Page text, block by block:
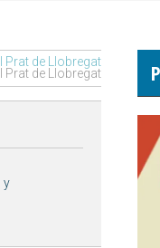
Prat de Llobregat
Prat de Llobregat
y